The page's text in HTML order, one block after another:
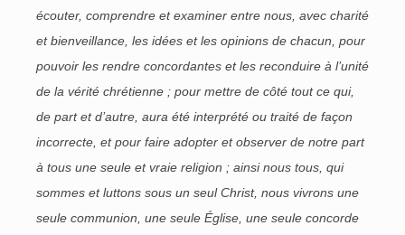
écouter, comprendre et examiner entre nous, avec charité
et bienveillance, les idées et les opinions de chacun, pour
pouvoir les rendre concordantes et les reconduire à l’unité
de la vérité chrétienne ; pour mettre de côté tout ce qui,
de part et d’autre, aura été interprété ou traité de façon
incorrecte, et pour faire adopter et observer de notre part
à tous une seule et vraie religion ; ainsi nous tous, qui
sommes et luttons sous un seul Christ, nous vivrons une
seule communion, une seule Église, une seule concorde